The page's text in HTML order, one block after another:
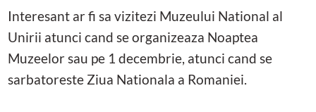
Interesant ar fi sa vizitezi Muzeului National al
Unirii atunci cand se organizeaza Noaptea
Muzeelor sau pe 1 decembrie, atunci cand se
sarbatoreste Ziua Nationala a Romaniei.